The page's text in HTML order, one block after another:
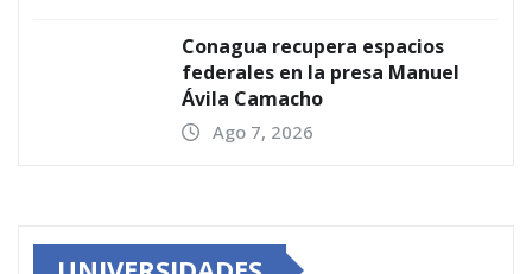
Conagua recupera espacios
federales en la presa Manuel
Ávila Camacho
Ago 7, 2026